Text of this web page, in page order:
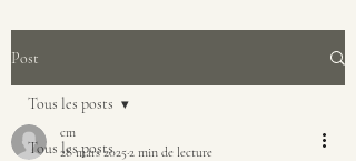
Post
Tous les posts
Tous les posts
cm
28 mars 20252 min de lecture